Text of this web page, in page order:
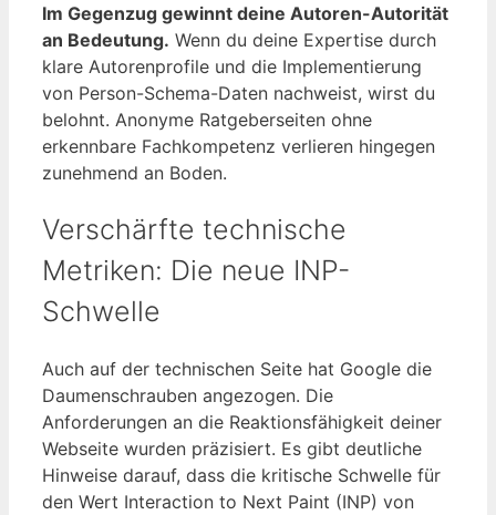
Im Gegenzug gewinnt deine Autoren-Autorität
an Bedeutung. Wenn du deine Expertise durch
klare Autorenprofile und die Implementierung
von Person-Schema-Daten nachweist, wirst du
belohnt. Anonyme Ratgeberseiten ohne
erkennbare Fachkompetenz verlieren hingegen
zunehmend an Boden.
Verschärfte technische
Metriken: Die neue INP-
Schwelle
Auch auf der technischen Seite hat Google die
Daumenschrauben angezogen. Die
Anforderungen an die Reaktionsfähigkeit deiner
Webseite wurden präzisiert. Es gibt deutliche
Hinweise darauf, dass die kritische Schwelle für
den Wert Interaction to Next Paint (INP) von